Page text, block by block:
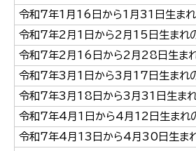
令和7年1月16日から1月31日生まれ
令和7年2月1日から2月15日生まれ
令和7年2月16日から2月28日生ま
令和7年3月1日から3月17日生まれ
令和7年3月18日から3月31日生ま
令和7年4月1日から4月12日生まれ
令和7年4月13日から4月30日生ま